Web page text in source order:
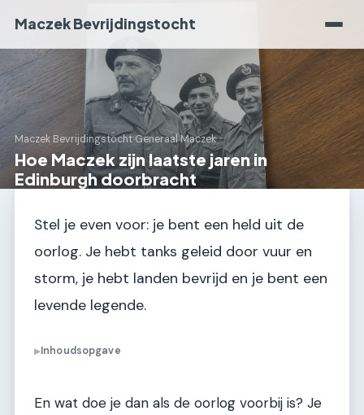
Maczek Bevrijdingstocht
Maczek Bevrijdingstocht›Generaal Maczek
Hoe Maczek zijn laatste jaren in
Edinburgh doorbracht
Stel je even voor: je bent een held uit de
oorlog. Je hebt tanks geleid door vuur en
storm, je hebt landen bevrijd en je bent een
levende legende.
▶Inhoudsopgave
En wat doe je dan als de oorlog voorbij is? Je